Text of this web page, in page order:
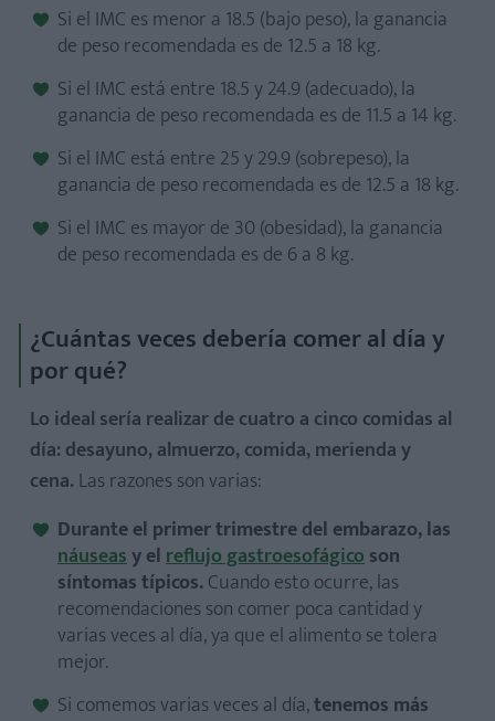
Si el IMC es menor a 18.5 (bajo peso), la ganancia
de peso recomendada es de 12.5 a 18 kg.
Si el IMC está entre 18.5 y 24.9 (adecuado),la
ganancia de peso recomendada es de 11.5 a 14 kg.
Si el IMC está entre 25 y 29.9 (sobrepeso), la
ganancia de peso recomendada es de 12.5 a 18 kg.
Si el IMC es mayor de 30 (obesidad), la ganancia
de peso recomendada es de 6 a 8 kg.
¿Cuántas veces debería comer al día y
por qué?
Lo ideal sería realizar de cuatro a cinco comidas al
día: desayuno, almuerzo, comida, merienda y
cena. Las razones son varias:
Durante el primer trimestre del embarazo, las
náuseasy elreflujo gastroesofágicoson
síntomas típicos.Cuando esto ocurre, las
recomendaciones son comer poca cantidad y
varias veces al día, ya que el alimento se tolera
mejor.
Si comemos varias veces al día,tenemos más